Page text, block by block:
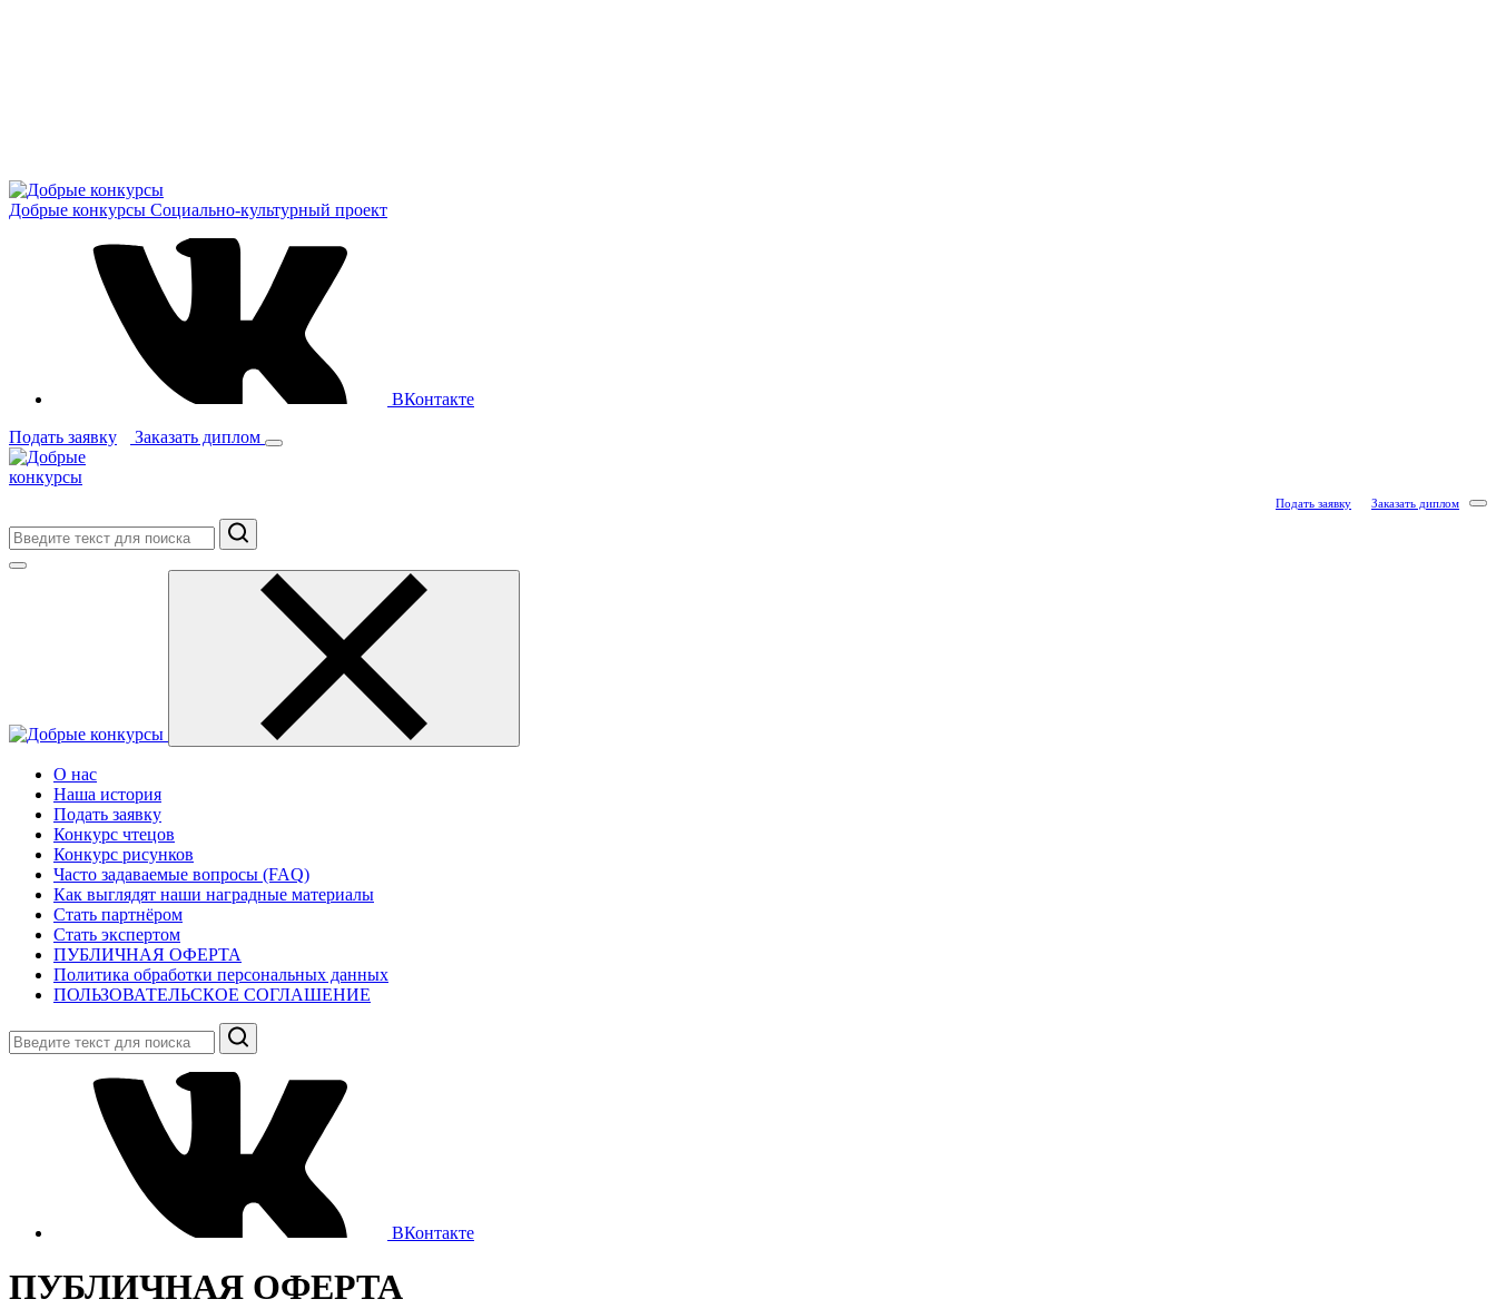
Добрые конкурсы Социально-культурный проект
ВКонтакте
Подать заявку
Заказать диплом
Подать заявку Заказать диплом
Поиск
О нас
Наша история
Подать заявку
Конкурс чтецов
Конкурс рисунков
Часто задаваемые вопросы (FAQ)
Как выглядят наши наградные материалы
Стать партнёром
Стать экспертом
ПУБЛИЧНАЯ ОФЕРТА
Политика обработки персональных данных
ПОЛЬЗОВАТЕЛЬСКОЕ СОГЛАШЕНИЕ
Поиск
ВКонтакте
ПУБЛИЧНАЯ ОФЕРТА